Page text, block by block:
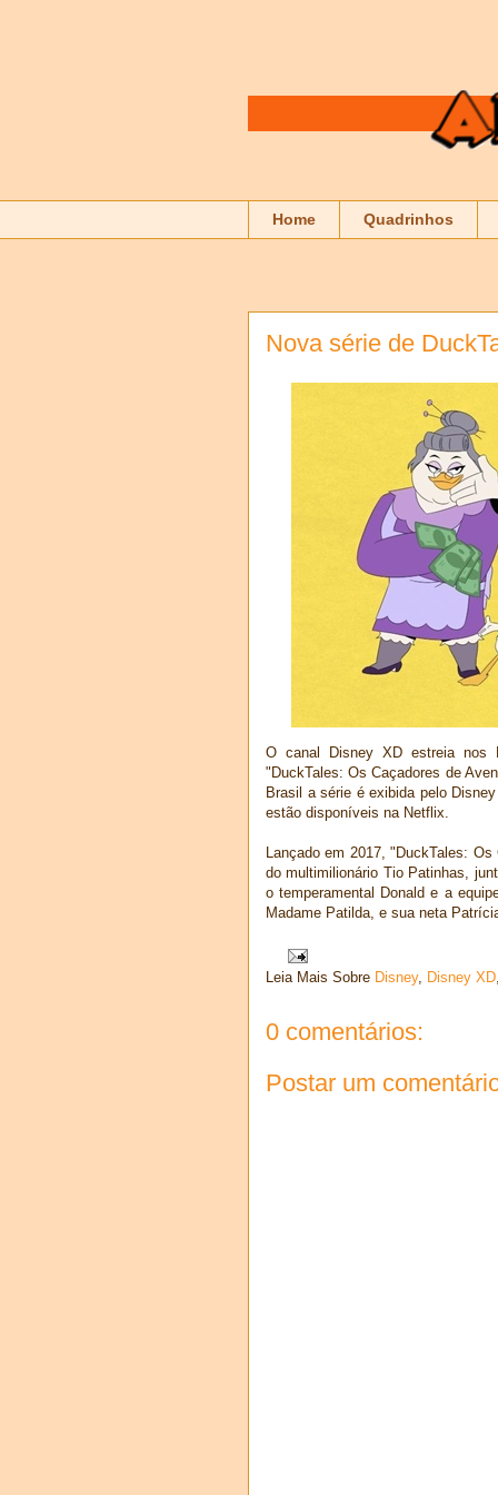
Home Quadrinhos
Nova série de
O canal Disney XD estreia nos
"DuckTales: Os Caçadores de
Brasil a série é exibida pelo
estão disponíveis na Netflix.
Lançado em 2017, "DuckTales:
do multimilionário Tio Patinhas,
o temperamental Donald e a
Madame Patilda, e sua neta
Leia Mais Sobre Disney, Disney XD,
0 comentários:
Postar um